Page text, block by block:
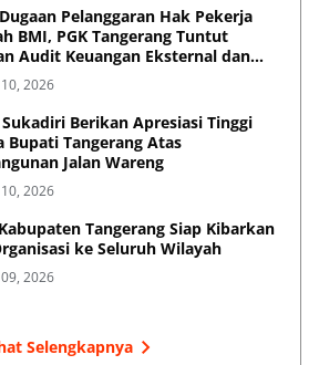
Pelanggaran Hak Pekerja
BMI, PGK Tangerang Tuntut
Audit Keuangan Eksternal dan
serta Kemenkop Turun
2026
Berikan Apresiasi Tinggi
Bupati Tangerang Atas
Jalan Wareng
2026
Tangerang Siap Kibarkan
ke Seluruh Wilayah
2026
Selengkapnya